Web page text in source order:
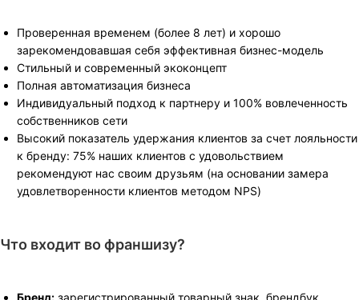
Проверенная временем (более 8 лет) и хорошо
зарекомендовавшая себя эффективная бизнес-модель
Стильный и современный экоконцепт
Полная автоматизация бизнеса
Индивидуальный подход к партнеру и 100% вовлеченность
собственников сети
Высокий показатель удержания клиентов за счет лояльности
к бренду: 75% наших клиентов с удовольствием
рекомендуют нас своим друзьям (на основании замера
удовлетворенности клиентов методом NPS)
Что входит во франшизу?
Бренд:зарегистрированный товарный знак, брендбук,